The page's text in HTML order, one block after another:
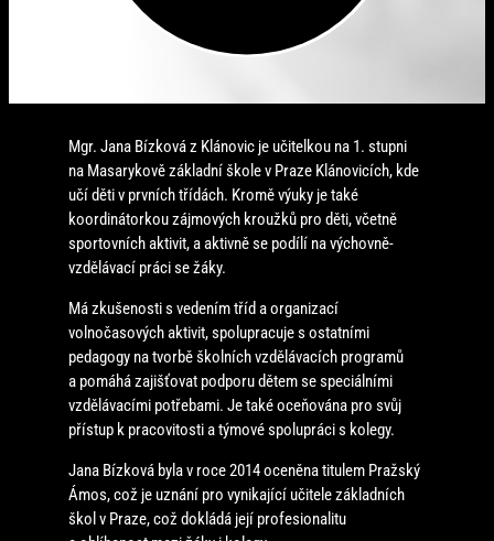
Mgr. Jana Bízková z Klánovic je učitelkou na 1. stupni
na Masarykově základní škole v Praze Klánovicích, kde
učí děti v prvních třídách. Kromě výuky je také
koordinátorkou zájmových kroužků pro děti, včetně
sportovních aktivit, a aktivně se podílí na výchovně-
vzdělávací práci se žáky.
Má zkušenosti s vedením tříd a organizací
volnočasových aktivit, spolupracuje s ostatními
pedagogy na tvorbě školních vzdělávacích programů
a pomáhá zajišťovat podporu dětem se speciálními
vzdělávacími potřebami. Je také oceňována pro svůj
přístup k pracovitosti a týmové spolupráci s kolegy.
Jana Bízková byla v roce 2014 oceněna titulem Pražský
Ámos, což je uznání pro vynikající učitele základních
škol v Praze, což dokládá její profesionalitu